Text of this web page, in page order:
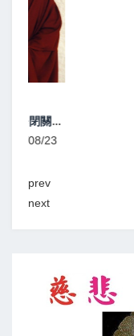
2026/08/07~2026/
prev
next